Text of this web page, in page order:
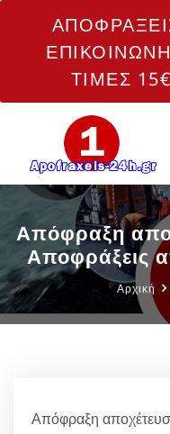
ΤΙΜΕΣ 15€
Απόφραξη
Αποφράξεις
Αρχική
Απόφραξη